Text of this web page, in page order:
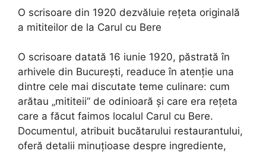
O scrisoare din 1920 dezvăluie rețeta originală
a mititeilor de la Carul cu Bere
O scrisoare datată 16 iunie 1920, păstrată în
arhivele din București, readuce în atenție una
dintre cele mai discutate teme culinare: cum
arătau „mititeii” de odinioară și care era rețeta
care a făcut faimos localul Carul cu Bere.
Documentul, atribuit bucătarului restaurantului,
oferă detalii minuțioase despre ingrediente,